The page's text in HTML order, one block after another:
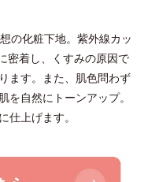
の化粧下地。紫外線カッ
密着し、くすみの原因で
ます。また、肌色問わず
を自然にトーンアップ。
仕上げます。